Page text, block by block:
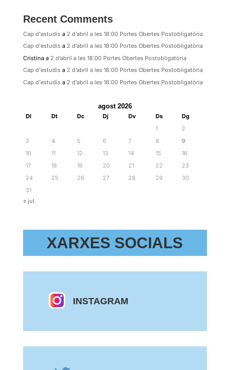
Recent Comments
Cap d'estudisa 2 d’abril a les 18:00 Portes Obertes Postobligatòria
Cap d'estudisa 2 d’abril a les 18:00 Portes Obertes Postobligatòria
Cristinaa 2 d’abril a les 18:00 Portes Obertes Postobligatòria
Cap d'estudisa 2 d’abril a les 18:00 Portes Obertes Postobligatòria
Cap d'estudisa 2 d’abril a les 18:00 Portes Obertes Postobligatòria
agost 2026
Dl Dt Dc Dj Dv Ds
Dg
1
2
3
4 5 6 7 8
9
10
11 12 13 14 15
16
17
18 19 20 21 22
23
24
25 26 27 28 29
30
31
« jul.
XARXES SOCIALS
INSTAGRAM